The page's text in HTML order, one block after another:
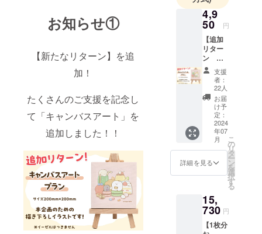
お知らせ①
【新たなリターン】を追
加！
たくさんのご支援を記念し
て「キャンバスアート」を
追加しました！！
す。
◾️営業日のご
営業時間：
平日 10:00〜
18:00 (土日
祝、年末年
※お問い合わ
せから3営業
日以内にご
返信させて
いただきま
※ ご質問に
よってはお
応えできか
4,9
50 円
【追加
リター
ン
キャン
バス
アート
プラ
ン】 ・
キャン
バス
アート
（200m
m×200
mm） ※
量産時
にデザ
変更が
入る場
合があ
りま
支援
者：
22人
お届
け予
定：
2024
年07
月
詳細を見る
こ
の
リ
タ
ー
ン
を
選
択
す
る
15,
730 円
【1枚分